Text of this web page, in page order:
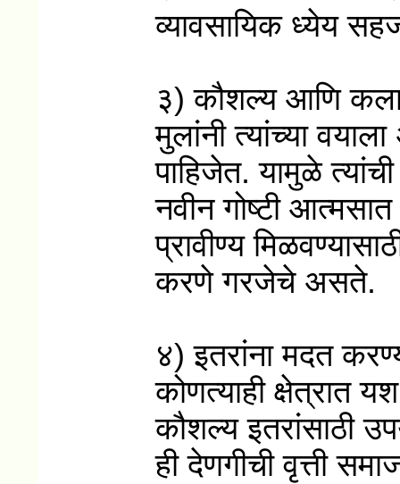
व्यावसायिक ध्येय
३) कौशल्य आणि
मुलांनी त्यांच्या
पाहिजेत. यामुळे
नवीन गोष्टी
प्रावीण्य
करणे गरजेचे असते.
४) इतरांना मदत
कोणत्याही क्षेत्रात
कौशल्य इतरांसाठी
ही देणगीची वृत्ती